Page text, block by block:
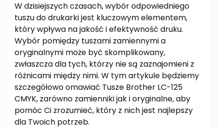
W dzisiejszych czasach, wybór odpowiedniego
tuszu do drukarki jest kluczowym elementem,
który wpływa na jakość i efektywność druku.
Wybór pomiędzy tuszami zamiennymi a
oryginalnymi może być skomplikowany,
zwłaszcza dla tych, którzy nie są zaznajomieni z
różnicami między nimi. W tym artykule będziemy
szczegółowo omawiać Tusze Brother LC-125
CMYK, zarówno zamienniki jak i oryginalne, aby
pomóc Ci zrozumieć, który z nich jest najlepszy
dla Twoich potrzeb.